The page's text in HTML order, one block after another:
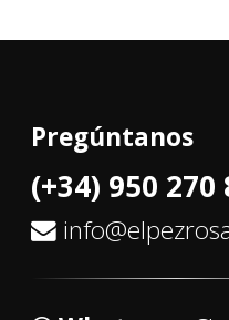
Pregúntanos
(+34) 950 270